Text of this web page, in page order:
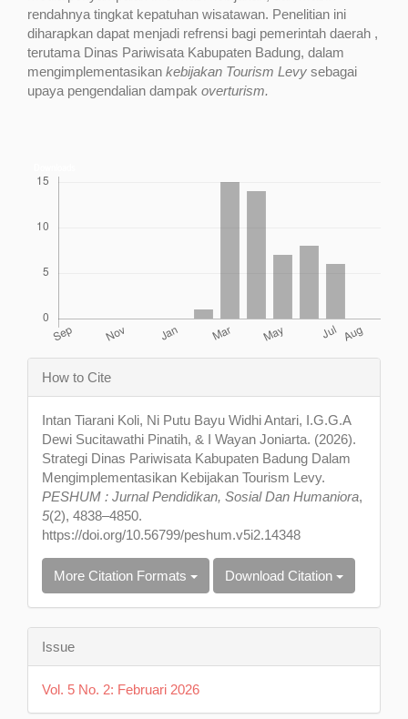
rendahnya tingkat kepatuhan wisatawan. Penelitian ini
diharapkan dapat menjadi refrensi bagi pemerintah daerah ,
terutama Dinas Pariwisata Kabupaten Badung, dalam
mengimplementasikan kebijakan Tourism Levy sebagai
upaya pengendalian dampak overturism.
Article
Details
How to Cite
Intan Tiarani Koli, Ni Putu Bayu Widhi Antari, I.G.G.A
Dewi Sucitawathi Pinatih, & I Wayan Joniarta. (2026).
Strategi Dinas Pariwisata Kabupaten Badung Dalam
Mengimplementasikan Kebijakan Tourism Levy.
PESHUM : Jurnal Pendidikan, Sosial Dan Humaniora,
5(2), 4838–4850.
https://doi.org/10.56799/peshum.v5i2.14348
More Citation Formats Download Citation
Issue
Vol. 5 No. 2: Februari 2026